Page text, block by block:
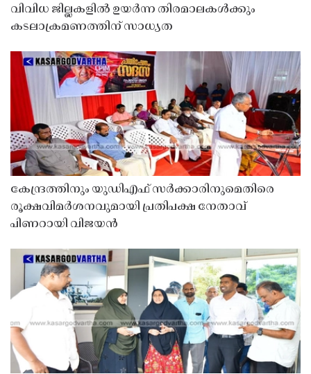
വിവിധ ജില്ലകളിൽ ഉയർന്ന തിരമാലകൾക്കും
കടലാക്രമണത്തിന് സാധ്യത
കേന്ദ്രത്തിനും യുഡിഎഫ് സർക്കാരിനുമെതിരെ
രൂക്ഷവിമർശനവുമായി പ്രതിപക്ഷ നേതാവ്
പിണറായി വിജയൻ